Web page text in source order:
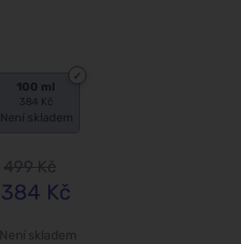
100 ml
384 Kč
Není skladem
499Kč
384 Kč
Není skladem